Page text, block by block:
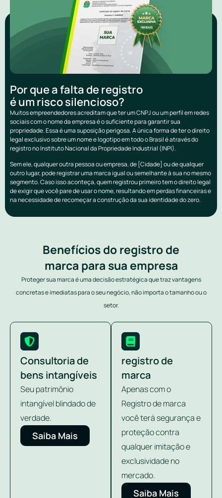
Por que a falta de registro
é um risco silencioso?
Muitos empreendedores acreditam que ter um CNPJ ou um perfil em redes
sociais com o nome da empresa é o suficiente para garantir sua
propriedade. Essa é uma suposição perigosa. A única forma de ter o direito
legal exclusivo sobre um nome e logotipo em todo o Brasil é através do
registro no Instituto Nacional da Propriedade Industrial (INPI).
Sem ele, qualquer outra pessoa ou empresa, de [Cidade] ou de qualquer
outro lugar, pode registrar uma marca igual ou semelhante à sua no mesmo
segmento. Caso isso aconteça, quem registrou primeiro tem o direito legal
de exigir que você pare de usar o nome, resultando em perdas financeiras e
na necessidade de recomeçar a construção da sua identidade do zero.
Benefícios do registro de
marca para sua empresa
Proteger sua marca é uma decisão estratégica que traz vantagens
concretas e imediatas para o seu negócio, não importa o tamanho ou o
setor.
Consultoria de
bens intangíveis
Seu patrimônio
intangível blindado de
verdade.
Saiba Mais
registro de
marca
Apenas com o
Registro de marca
você terá segurança e
proteção contra
qualquer imitação e
exclusividade no
mercado.
Saiba Mais